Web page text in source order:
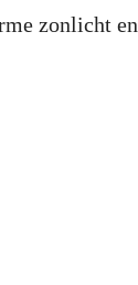
zonlicht